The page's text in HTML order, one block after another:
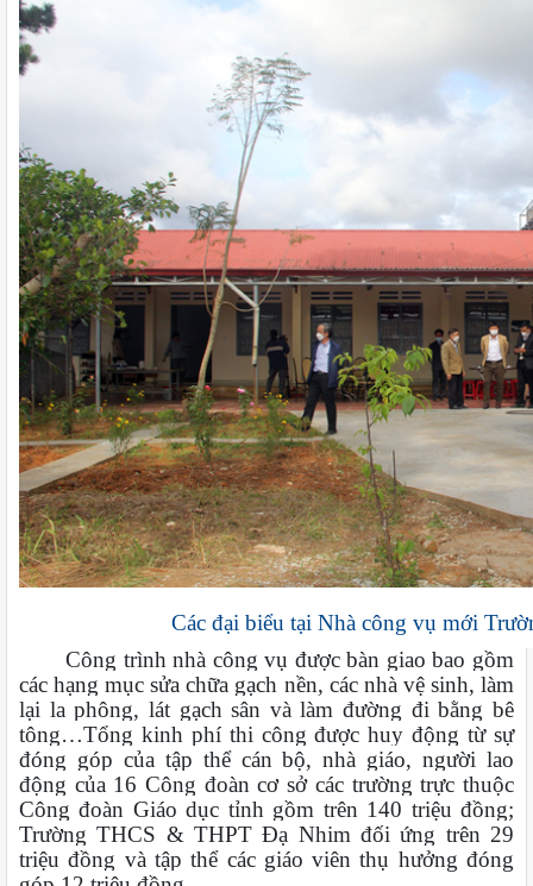
Các đại biểu tại Nhà công vụ mới
Công trình nhà công vụ được bàn giao bao gồm
các hạng mục sửa chữa gạch nền, các nhà vệ sinh, làm
lại la phông, lát gạch sân và làm đường đi bằng bê
tông…Tổng kinh phí thi công được huy động từ sự
đóng góp của tập thể cán bộ, nhà giáo, người lao
động của 16 Công đoàn cơ sở các trường trực thuộc
Công đoàn Giáo dục tỉnh gồm trên 140 triệu đồng;
Trường THCS & THPT Đạ Nhim đối ứng trên 29
triệu đồng và tập thể các giáo viên thụ hưởng đóng